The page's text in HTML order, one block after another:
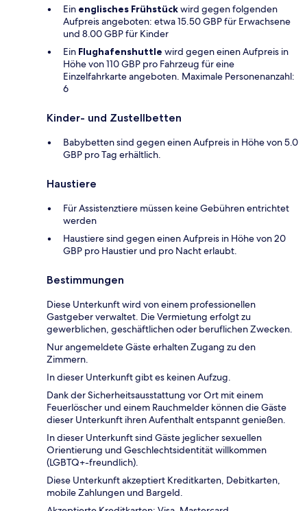
Ein englisches Frühstückwird gegen folgenden
Aufpreis angeboten: etwa 15.50 GBP für Erwachsene
und 8.00 GBP für Kinder
Ein Flughafenshuttle wird gegen einen Aufpreis in
Höhe von 110 GBP pro Fahrzeug für eine
Einzelfahrkarte angeboten. Maximale Personenanzahl:
6
Kinder- und Zustellbetten
Babybetten sind gegen einen Aufpreis in Höhe von 5.0
GBP pro Tag erhältlich.
Haustiere
Für Assistenztiere müssen keine Gebühren entrichtet
werden
Haustiere sind gegen einen Aufpreis in Höhe von 20
GBP pro Haustier und pro Nacht erlaubt.
Bestimmungen
Diese Unterkunft wird von einem professionellen
Gastgeber verwaltet. Die Vermietung erfolgt zu
gewerblichen, geschäftlichen oder beruflichen Zwecken.
Nur angemeldete Gäste erhalten Zugang zu den
Zimmern.
In dieser Unterkunft gibt es keinen Aufzug.
Dank der Sicherheitsausstattung vor Ort mit einem
Feuerlöscher und einem Rauchmelder können die Gäste
dieser Unterkunft ihren Aufenthalt entspannt genießen.
In dieser Unterkunft sind Gäste jeglicher sexuellen
Orientierung und Geschlechtsidentität willkommen
(LGBTQ+-freundlich).
Diese Unterkunft akzeptiert Kreditkarten, Debitkarten,
mobile Zahlungen und Bargeld.